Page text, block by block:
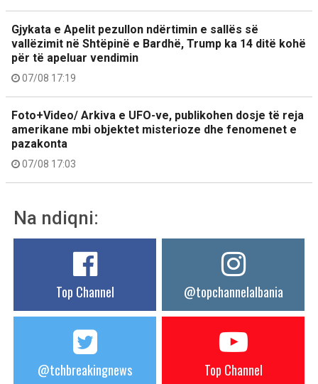
Gjykata e Apelit pezullon ndërtimin e sallës së
vallëzimit në Shtëpinë e Bardhë, Trump ka 14 ditë kohë
për të apeluar vendimin
07/08 17:19
Foto+Video/ Arkiva e UFO-ve, publikohen dosje të reja
amerikane mbi objektet misterioze dhe fenomenet e
pazakonta
07/08 17:03
Na ndiqni:
Top Channel @topchannelalbania
@tchbreakingnews Top Channel